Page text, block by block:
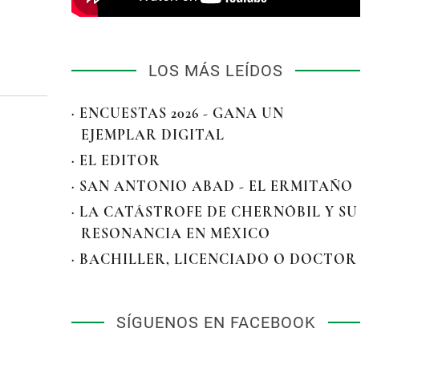
LOS MÁS LEÍDOS
· ENCUESTAS 2026 - GANA UN
EJEMPLAR DIGITAL
· EL EDITOR
· SAN ANTONIO ABAD - EL ERMITAÑO
· LA CATÁSTROFE DE CHERNÓBIL Y SU
RESONANCIA EN MÉXICO
· BACHILLER, LICENCIADO O DOCTOR
SÍGUENOS EN FACEBOOK